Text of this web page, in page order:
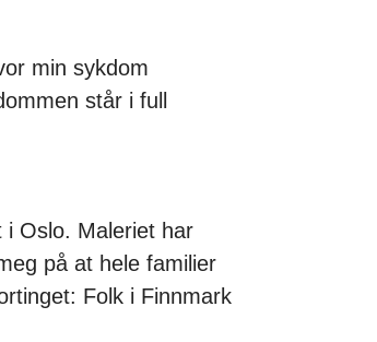
min sykdom
står i full
Oslo. Maleriet har
på at hele familier
Folk i Finnmark